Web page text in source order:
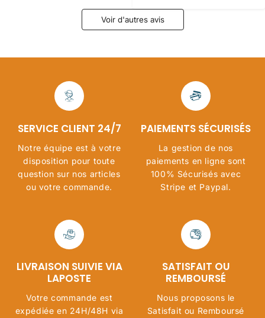
Voir d'autres avis
SERVICE CLIENT 24/7
Notre équipe est à votre
disposition pour toute
question sur nos articles
ou votre commande.
PAIEMENTS SÉCURISÉS
La gestion de nos
paiements en ligne sont
100% Sécurisés avec
Stripe et Paypal.
LIVRAISON SUIVIE VIA
LAPOSTE
Votre commande est
expédiée en 24H/48H via
SATISFAIT OU
REMBOURSÉ
Nous proposons le
Satisfait ou Remboursé